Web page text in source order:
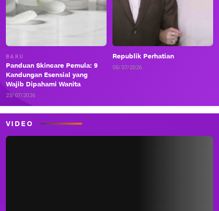
BARU
Panduan Skincare Pemula: 9
Kandungan Esensial yang
Wajib Dipahami Wanita
23/07/2026
Republik Perhatian
05/07/2026
VIDEO